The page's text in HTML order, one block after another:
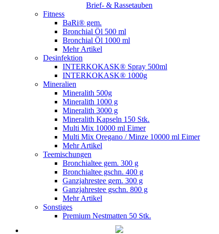
Brief- & Rassetauben
Fitness
BaRi® gem.
Bronchial Öl 500 ml
Bronchial Öl 1000 ml
Mehr Artikel
Desinfektion
INTERKOKASK® Spray 500ml
INTERKOKASK® 1000g
Mineralien
Mineralith 500g
Mineralith 1000 g
Mineralith 3000 g
Mineralith Kapseln 150 Stk.
Multi Mix 10000 ml Eimer
Multi Mix Oregano / Minze 10000 ml Eimer
Mehr Artikel
Teemischungen
Bronchialtee gem. 300 g
Bronchialtee gschn. 400 g
Ganzjahrestee gem. 300 g
Ganzjahrestee gschn. 800 g
Mehr Artikel
Sonstiges
Premium Nestmatten 50 Stk.